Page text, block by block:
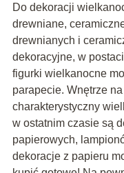
Do dekoracji
drewniane,
drewnianych i
dekoracyjne, w
figurki wielkanocne
parapecie. Wnętrze
charakterystyczny
w ostatnim czasie są
papierowych,
dekoracje z papieru